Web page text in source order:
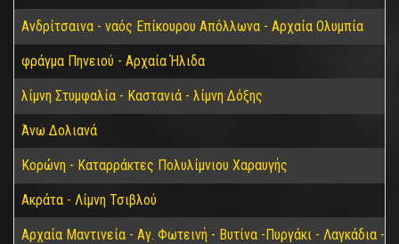
Ανδρίτσαινα - ναός Επίκουρου Απόλλωνα - Αρχαία Ολυμπία
φράγμα Πηνειού - Αρχαία Ήλιδα
λίμνη Στυμφαλία - Καστανιά - λίμνη Δόξης
Άνω Δολιανά
Κορώνη - Καταρράκτες Πολυλίμνιου Χαραυγής
Ακράτα - Λίμνη Τσιβλού
Αρχαία Μαντινεία - Αγ. Φωτεινή - Βυτίνα -Πυργάκι - Λαγκάδια -